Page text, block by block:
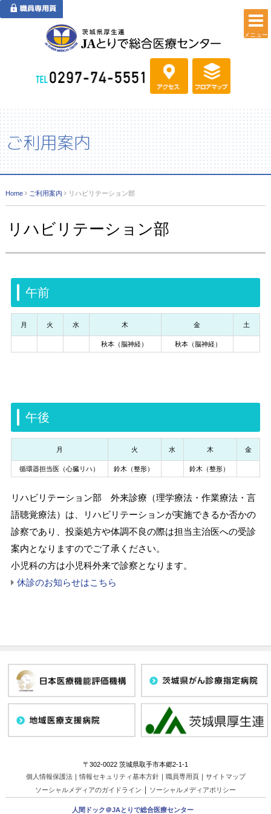
メニュー
ご利用案内
Home ご利用案内 リハビリテーション部
リハビリテーション部
午前
月 火 水 木 金 土
秋本（脳神経） 秋本（脳神経）
午後
月 火 水 木 金
循環器担当医（心臓リハ） 鈴木（整形） 鈴木（整形）
リハビリテーション部 外来診療（理学療法・作業療法・言
語聴覚療法）は、リハビリテーションが実施できるか否かの
診察であり、投薬処方や体調不良の際は担当主治医への受診
案内となりますのでご了承ください。
小児科の方は小児科外来で診察となります。
休診のお知らせはこちら
〒302-0022 茨城県取手市本郷2-1-1
個人情報保護法｜情報セキュリティ基本方針｜ 職員専用頁｜ サイトマップ
ソーシャルメディアのガイドライン ｜ ソーシャルメディアポリシー
人間ドック＠JAとりで総合医療センター